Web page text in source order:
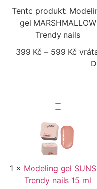
Tento produkt:
gel MARSHMALLOW
Trendy nails
399 Kč – 599 Kč
Modeling
gel
SUNSET
Trendy
nails
15
ml
1 × Modeling gel
Trendy nails 15 ml